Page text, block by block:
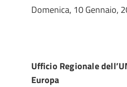
Domenica, 10 Gennaio,
Ufficio Regionale
Europa